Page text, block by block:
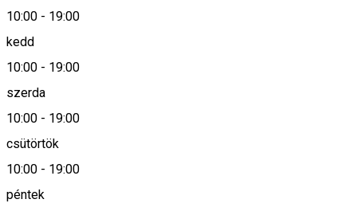
10:00 - 19:00
kedd
10:00 - 19:00
szerda
10:00 - 19:00
csütörtök
10:00 - 19:00
péntek
Romania
Keresd térképen